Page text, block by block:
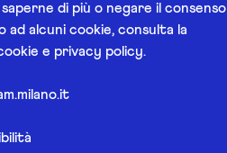
di più o negare il consenso
ad alcuni cookie, consulta la
e privacy policy.